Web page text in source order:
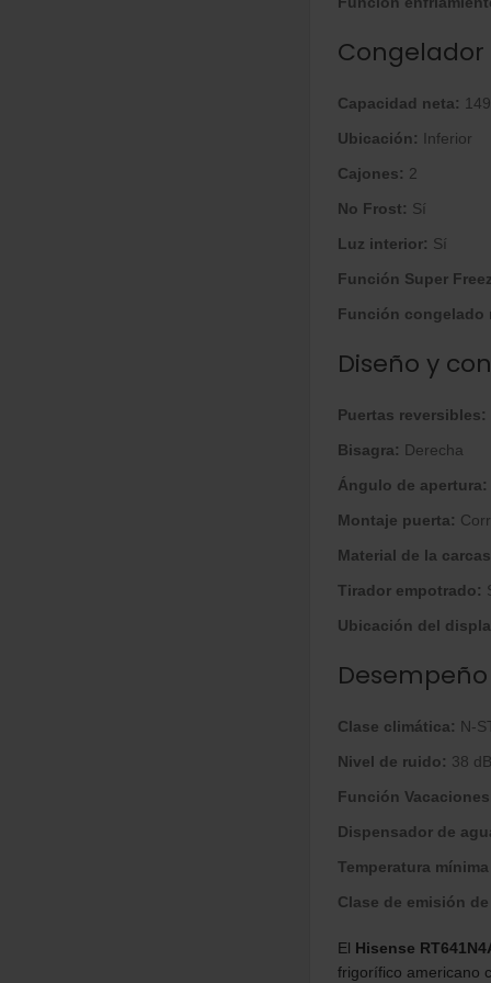
Congelador
Capacidad neta:
Ubicación: Inferior
Cajones: 2
No Frost: Sí
Luz interior: Sí
Función Super
Función congelado
Diseño y
Puertas reversibles:
Bisagra: Derecha
Ángulo de apertura:
Montaje puerta:
Material de la
Tirador empotrado:
Ubicación del
Clase climática: N-
Nivel de ruido: 38 dB
Función
Dispensador de
Temperatura
Clase de emisión
El Hisense
frigorífico americano